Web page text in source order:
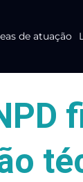
de atuação